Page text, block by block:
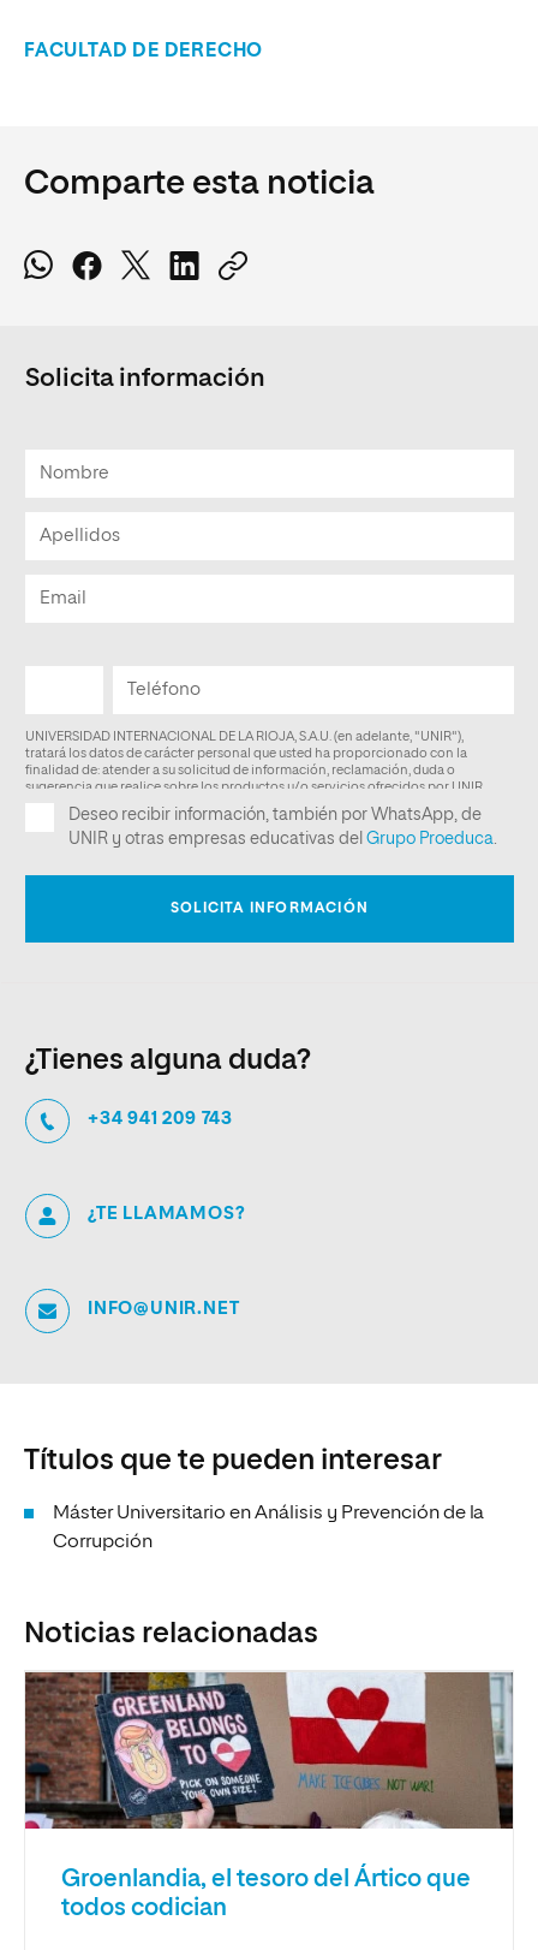
FACULTAD DE DERECHO
Comparte esta noticia
Solicita información
¿Tienes alguna duda?
+34 941 209 743
¿TE LLAMAMOS?
INFO@UNIR.NET
Títulos que te pueden interesar
Máster Universitario en Análisis y Prevención de la
Corrupción
Noticias relacionadas
Groenlandia, el tesoro del Ártico que
todos codician